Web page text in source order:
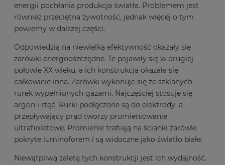
energii pochłania produkcja światła. Problemem jest
również przeciętna żywotność, jednak więcej o tym
powiemy w dalszej części.
Odpowiedzią na niewielką efektywność okazały się
żarówki energooszczędne. Te pojawiły się w drugiej
połowie XX wieku, a ich konstrukcja okazała się
całkowicie inna. Żarówki wykonuje się ze szklanych
rurek wypełnionych gazami. Najczęściej stosuje się
argon i rtęć. Rurki podłączone są do elektrody, a
przepływający prąd tworzy promieniowanie
ultrafioletowe. Promienie trafiają na ścianki żarówki
pokryte luminoforem i są widoczne jako światło białe.
Niewątpliwą zaletą tych konstrukcji jest ich wydajność.